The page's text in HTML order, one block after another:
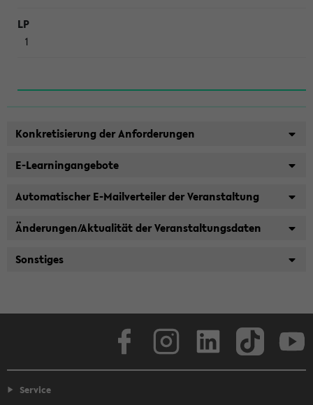
1
Konkretisierung der Anforderungen
E-Learningangebote
Automatischer E-Mailverteiler der Veranstaltung
Änderungen/Aktualität der Veranstaltungsdaten
Sonstiges
Service